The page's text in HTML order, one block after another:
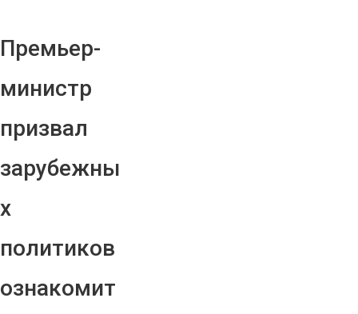
Премьер-
министр
призвал
зарубежны
х
политиков
ознакомит